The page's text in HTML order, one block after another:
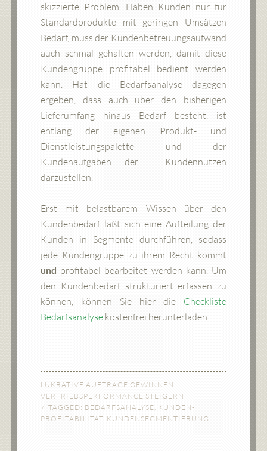
skizzierte Problem. Haben Kunden nur für
Standardprodukte mit geringen Umsätzen
Bedarf, muss der Kundenbetreuungsaufwand
auch schmal gehalten werden, damit diese
Kundengruppe profitabel bedient werden
kann. Hat die Bedarfsanalyse dagegen
ergeben, dass auch über den bisherigen
Lieferumfang hinaus Bedarf besteht, ist
entlang der eigenen Produkt- und
Dienstleistungspalette und der
Kundenaufgaben der Kundennutzen
darzustellen.
Erst mit belastbarem Wissen über den
Kundenbedarf läßt sich eine Aufteilung der
Kunden in Segmente durchführen, sodass
jede Kundengruppe zu ihrem Recht kommt
und profitabel bearbeitet werden kann. Um
den Kundenbedarf strukturiert erfassen zu
können, können Sie hier die Checkliste
Bedarfsanalysekostenfrei herunterladen.
LUKRATIVE AUFTRÄGE GEWINNEN ,
VERTRIEBSPERFORMANCE STEIGERN
TAGGED: BEDARFSANALYSE, KUNDEN-
PROFITABILITÄT, KUNDENSEGMENTIERUNG